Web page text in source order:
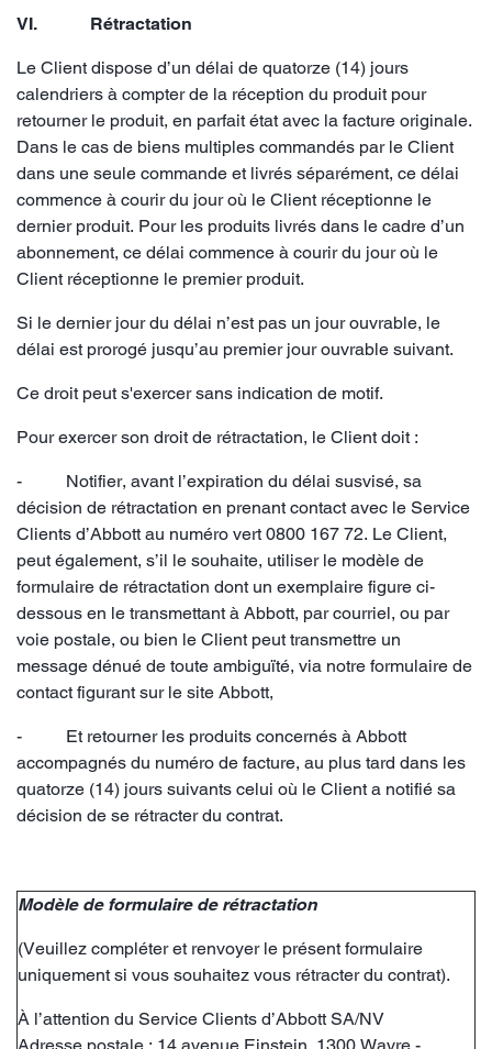
VI. Rétractation
Le Client dispose d’un délai de quatorze (14) jours
calendriers à compter de la réception du produit pour
retourner le produit, en parfait état avec la facture originale.
Dans le cas de biens multiples commandés par le Client
dans une seule commande et livrés séparément, ce délai
commence à courir du jour où le Client réceptionne le
dernier produit. Pour les produits livrés dans le cadre d’un
abonnement, ce délai commence à courir du jour où le
Client réceptionne le premier produit.
Si le dernier jour du délai n’est pas un jour ouvrable, le
délai est prorogé jusqu’au premier jour ouvrable suivant.
Ce droit peut s'exercer sans indication de motif.
Pour exercer son droit de rétractation, le Client doit :
- Notifier, avant l’expiration du délai susvisé, sa
décision de rétractation en prenant contact avec le Service
Clients d’Abbott au numéro vert 0800 167 72. Le Client,
peut également, s’il le souhaite, utiliser le modèle de
formulaire de rétractation dont un exemplaire figure ci-
dessous en le transmettant à Abbott, par courriel, ou par
voie postale, ou bien le Client peut transmettre un
message dénué de toute ambiguïté, via notre formulaire de
contact figurant sur le site Abbott,
- Et retourner les produits concernés à Abbott
accompagnés du numéro de facture, au plus tard dans les
quatorze (14) jours suivants celui où le Client a notifié sa
décision de se rétracter du contrat.
Modèle de formulaire de rétractation
(Veuillez compléter et renvoyer le présent formulaire
uniquement si vous souhaitez vous rétracter du contrat).
À l’attention du Service Clients d’Abbott SA/NV